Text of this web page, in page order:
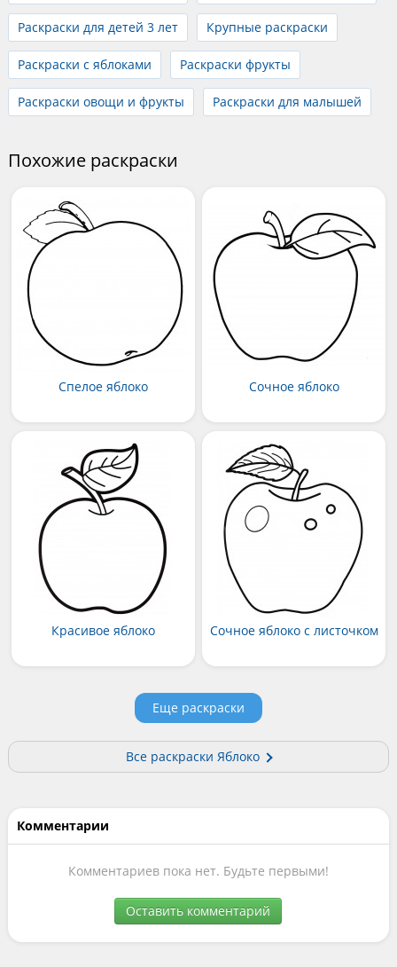
Раскраски для детей 3 лет Крупные раскраски
Раскраски с яблоками Раскраски фрукты
Раскраски овощи и фрукты Раскраски для малышей
Похожие раскраски
Спелое яблоко Сочное яблоко
Красивое яблоко Сочное яблоко с листочком
Еще раскраски
Все раскраски Яблоко
Комментарии
Комментариев пока нет. Будьте первыми!
Оставить комментарий